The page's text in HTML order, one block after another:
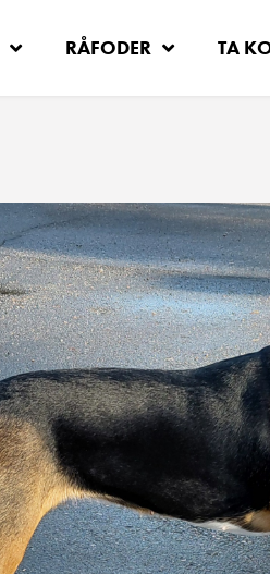
RÅFODER TA